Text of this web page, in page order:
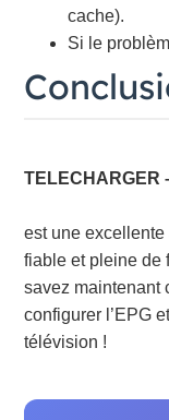
cache).
Si le
TELECHARGER
est une
fiable et pleine de
savez maintenant
configurer l’EPG
télévision !